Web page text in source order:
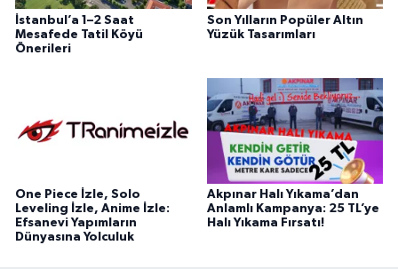
İstanbul’a 1–2 Saat
Mesafede Tatil Köyü
Önerileri
Son Yılların Popüler Altın
Yüzük Tasarımları
One Piece İzle, Solo
Leveling İzle, Anime İzle:
Efsanevi Yapımların
Dünyasına Yolculuk
Akpınar Halı Yıkama’dan
Anlamlı Kampanya: 25 TL’ye
Halı Yıkama Fırsatı!